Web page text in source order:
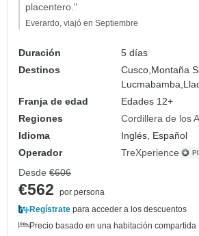
placentero."
Everardo, viajó en Septiembre
Duración
5 días
Destinos
Cusco, Montaña
Lucmabamba,
Franja de edad
Edades 12+
Regiones
Cordillera de los
Idioma
Inglés, Español
Operador
TreXperience
Desde €606
€562
por persona
Regístrate para acceder a los descuentos
Precio basado en una habitación compartida